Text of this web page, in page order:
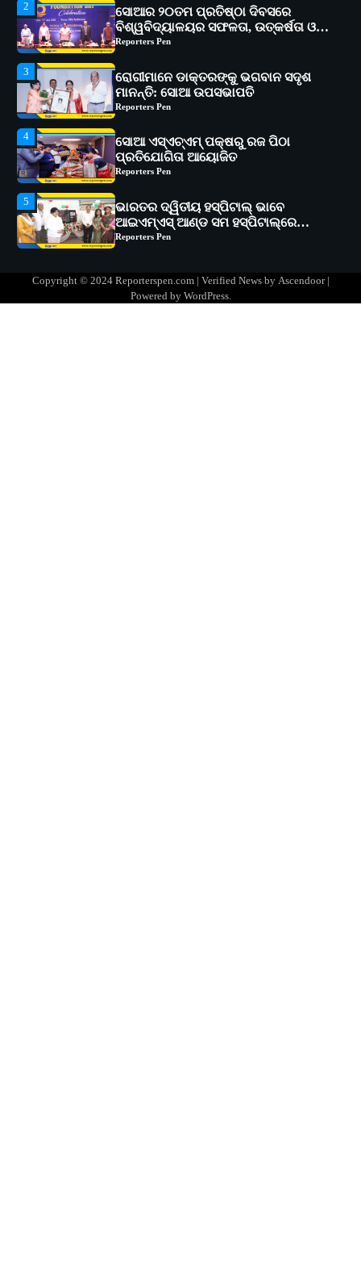
3
ରୋଗୀମାନେ ଡାକ୍ତରଙ୍କୁ ଭଗବାନ ସଦୃଶ
ମାନନ୍ତି: ସୋଆ ଉପସଭାପତି
Reporters Pen
4
ସୋଆ ଏସ୍‌ଏଚ୍‌ଏମ୍ ପକ୍ଷରୁ ରଜ ପିଠା
ପ୍ରତିଯୋଗିତା ଆୟୋଜିତ
Reporters Pen
5
ଭାରତର ଦ୍ୱିତୀୟ ହସ୍ପିଟାଲ୍ ଭାବେ
ଆଇଏମ୍‌ଏସ୍ ଆଣ୍ଡ ସମ ହସ୍ପିଟାଲ୍‌ରେ
ଅତ୍ୟାଧୁନିକ ଡିଜିସ୍କାନର ସ୍ଥାପନ
Reporters Pen
1
ସୋଆ ପକ୍ଷରୁ ରାୱେ କାର୍ଯ୍ୟକ୍ରମ ଅଧୀନରେ
୧୧ଟି ଗ୍ରାମରେ ୧୬ଟି କୃଷକ ପ୍ରଶିକ୍ଷଣ
କାର୍ଯ୍ୟକ୍ରମ ଆୟୋଜିତ
Reporters Pen
ସୋଆର ୨୦ତମ ପ୍ରତିଷ୍ଠା ଦିବସରେ
ବିଶ୍ୱବିଦ୍ୟାଳୟର ସଫଳତା, ଉତ୍କର୍ଷତା ଓ
ଅଗ୍ରଗତିର ସ୍ମୃତିଚାରଣ
Reporters Pen
Copyright © 2024 Reporterspen.com | Verified News by Ascendoor|
Powered by WordPress.